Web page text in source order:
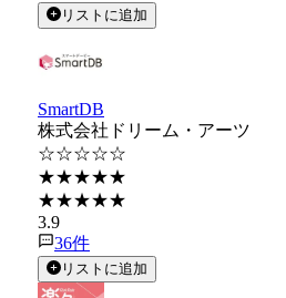
リストに追加
SmartDB
株式会社ドリーム・アーツ
☆☆☆☆☆
★★★★★
★★★★★
3.9
36件
リストに追加